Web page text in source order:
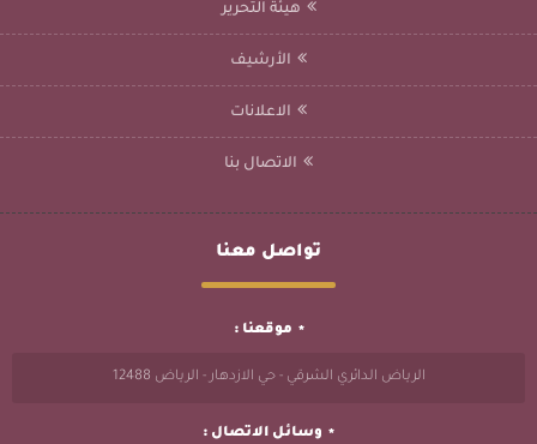
هيئة التحرير
الأرشيف
الاعلانات
الاتصال بنا
تواصل معنا
موقعنا :
الرياض الدائري الشرقي - حي الازدهار - الرياض 12488
وسائل الاتصال :